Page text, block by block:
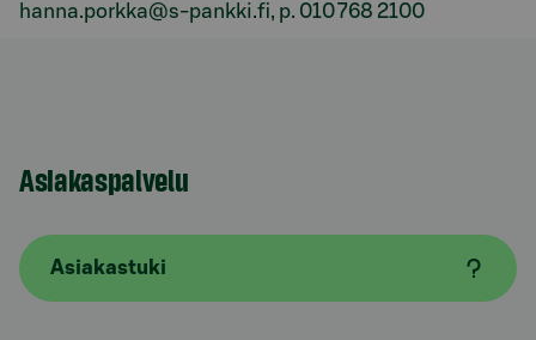
hanna.porkka@s-pankki.fi, p. 010 768 2100
Asiakaspalvelu
Asiakastuki